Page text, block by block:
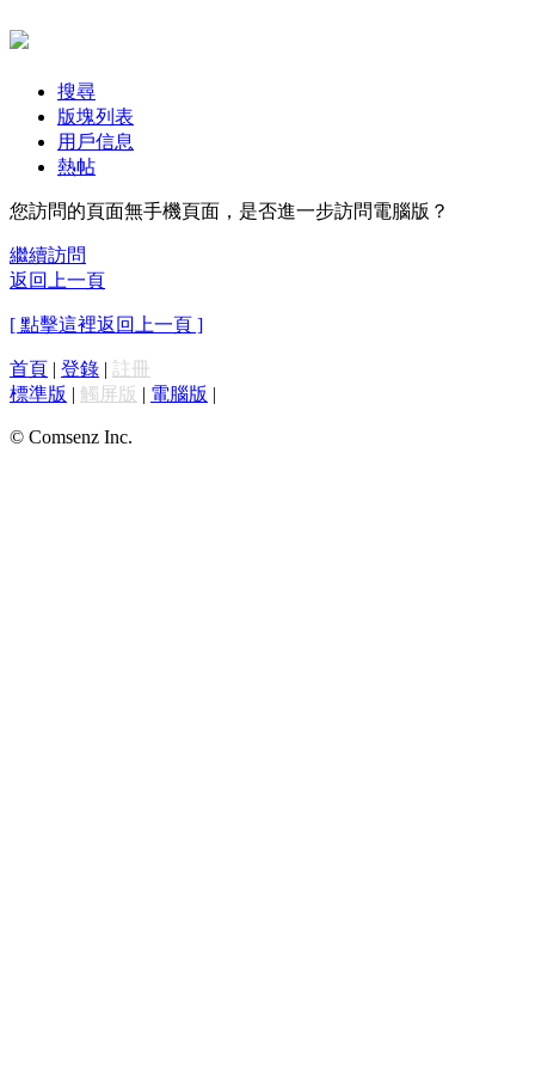
搜尋
版塊列表
用戶信息
熱帖
您訪問的頁面無手機頁面，是否進一步訪問電腦版？
繼續訪問
返回上一頁
[ 點擊這裡返回上一頁 ]
首頁 | 登錄 | 註冊
標準版 | 觸屏版 | 電腦版 |
© Comsenz Inc.